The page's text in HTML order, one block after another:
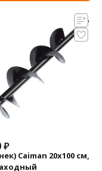
₽
Caiman 20х100 см,